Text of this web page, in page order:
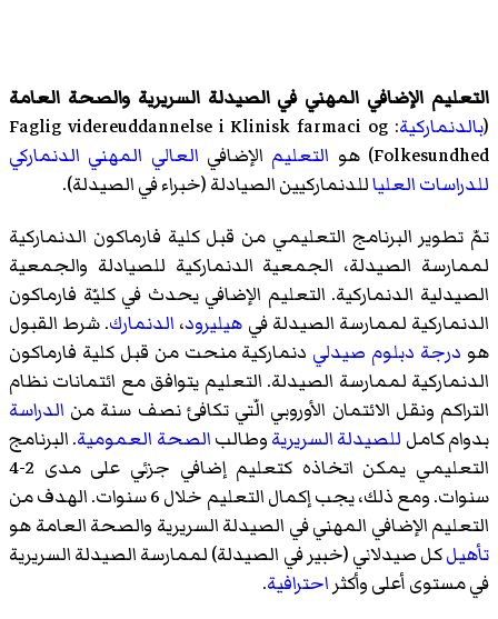
التعليم الإضافي المهني في الصيدلة السريرية والصحة العامة
(بالدنماركية:
Faglig videreuddannelse i Klinisk farmaci og
Folkesundhed)‏ هو التعليم الإضافي العالي المهني الدنماركي
للدراسات العلياللدنماركيين الصيادلة (خبراء في الصيدلة).
تمّ تطوير البرنامج التعليمي من قبل كلية فارماكون الدنماركية
لممارسة الصيدلة، الجمعية الدنماركية للصيادلة والجمعية
الصيدلية الدنماركية. التعليم الإضافي يحدث في كليّة فارماكون
الدنماركية لممارسة الصيدلة في هيليرود، الدنمارك. شرط القبول
هو درجة دبلوم صيدلي دنماركية منحت من قبل كلية فارماكون
الدنماركية لممارسة الصيدلة. التعليم يتوافق مع ائتمانات نظام
التراكم ونقل الائتمان الأوروبي الّتي تكافئ نصف سنة من الدراسة
بدوام كامل للصيدلة السريريةوطالبالصحة العمومية. البرنامج
التعليمي يمكن اتخاذه كتعليم إضافي جزئي على مدى 2-4
سنوات. ومع ذلك، يجب إكمال التعليم خلال 6 سنوات. الهدف من
التعليم الإضافي المهني في الصيدلة السريرية والصحة العامة هو
تأهيلكل صيدلاني (خبير في الصيدلة) لممارسة الصيدلة السريرية
في مستوى أعلى وأكثر احترافية.